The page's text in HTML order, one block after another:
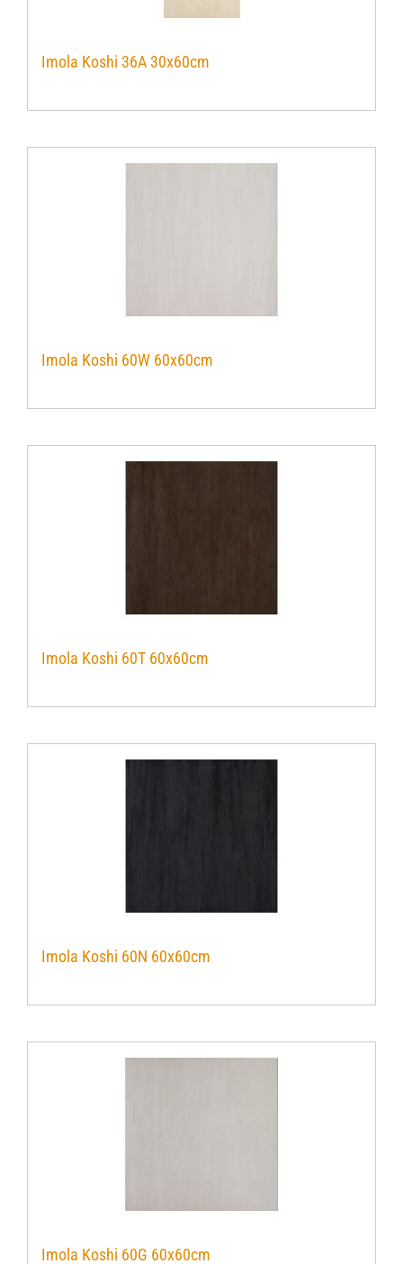
Imola Koshi 36A 30x60cm
Imola Koshi 60W 60x60cm
Imola Koshi 60T 60x60cm
Imola Koshi 60N 60x60cm
Imola Koshi 60G 60x60cm